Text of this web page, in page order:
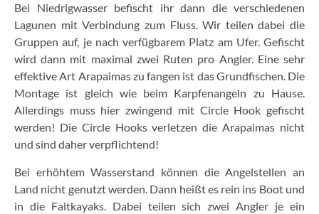
Bei Niedrigwasser befischt ihr dann die verschiedenen
Lagunen mit Verbindung zum Fluss. Wir teilen dabei die
Gruppen auf, je nach verfügbarem Platz am Ufer. Gefischt
wird dann mit maximal zwei Ruten pro Angler. Eine sehr
effektive Art Arapaimas zu fangen ist das Grundfischen. Die
Montage ist gleich wie beim Karpfenangeln zu Hause.
Allerdings muss hier zwingend mit Circle Hook gefischt
werden! Die Circle Hooks verletzen die Arapaimas nicht
und sind daher verpflichtend!
Bei erhöhtem Wasserstand können die Angelstellen an
Land nicht genutzt werden. Dann heißt es rein ins Boot und
in die Faltkayaks. Dabei teilen sich zwei Angler je ein